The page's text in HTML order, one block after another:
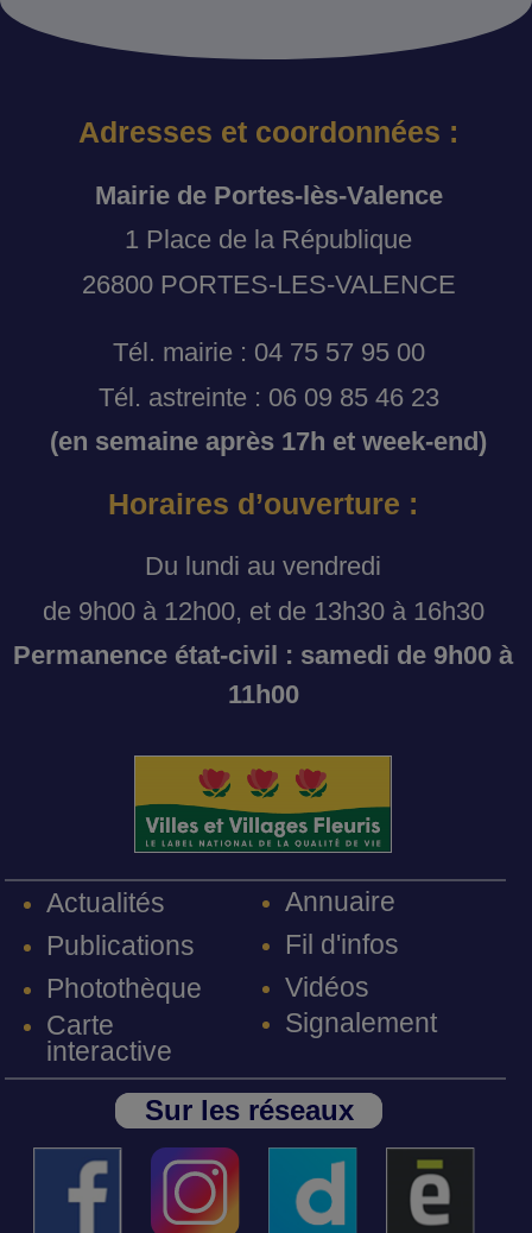
Adresses et coordonnées :
Mairie de Portes-lès-Valence
1 Place de la République
26800 PORTES-LES-VALENCE
Tél. mairie : 04 75 57 95 00
Tél. astreinte : 06 09 85 46 23
(en semaine après 17h et week-end)
Horaires d’ouverture :
Du lundi au vendredi
de 9h00 à 12h00, et de 13h30 à 16h30
Permanence état-civil : samedi de 9h00 à
11h00
Actualités
Publications
Photothèque
Carte
interactive
Annuaire
Fil d'infos
Vidéos
Signalement
Sur les réseaux